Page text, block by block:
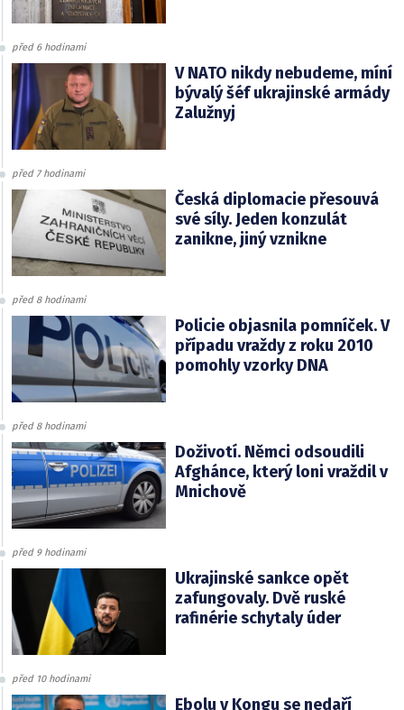
před 6 hodinami
V NATO nikdy nebudeme, míní
bývalý šéf ukrajinské armády
Zalužnyj
před 7 hodinami
Česká diplomacie přesouvá
své síly. Jeden konzulát
zanikne, jiný vznikne
před 8 hodinami
Policie objasnila pomníček. V
případu vraždy z roku 2010
pomohly vzorky DNA
před 8 hodinami
Doživotí. Němci odsoudili
Afghánce, který loni vraždil v
Mnichově
před 9 hodinami
Ukrajinské sankce opět
zafungovaly. Dvě ruské
rafinérie schytaly úder
před 10 hodinami
Ebolu v Kongu se nedaří